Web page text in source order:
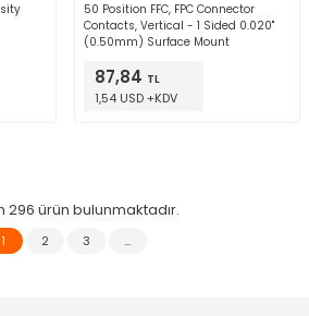
50 Position FFC, FPC Connector
Contacts, Vertical - 1 Sided 0.020"
(0.50mm) Surface Mount
87,84 TL
1,54 USD +KDV
296 ürün bulunmaktadır.
1 2 3 …